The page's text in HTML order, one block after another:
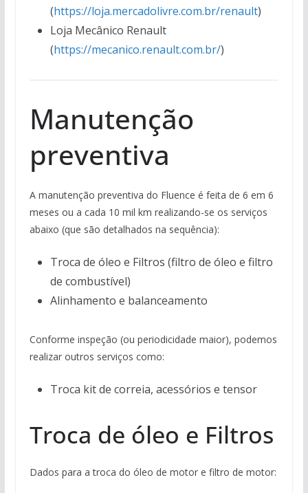
(https://loja.mercadolivre.com.br/renault)
Loja Mecânico Renault
(https://mecanico.renault.com.br/)
Manutenção
preventiva
A manutenção preventiva do Fluence é feita de 6 em 6
meses ou a cada 10 mil km realizando-se os serviços
abaixo (que são detalhados na sequência):
Troca de óleo e Filtros (filtro de óleo e filtro
de combustível)
Alinhamento e balanceamento
Conforme inspeção (ou periodicidade maior), podemos
realizar outros serviços como:
Troca kit de correia, acessórios e tensor
Troca de óleo e Filtros
Dados para a troca do óleo de motor e filtro de motor: